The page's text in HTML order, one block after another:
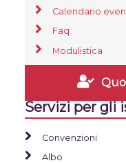
Calendario
Faq
Modulistica
Servizi per gli
Convenzioni
Albo